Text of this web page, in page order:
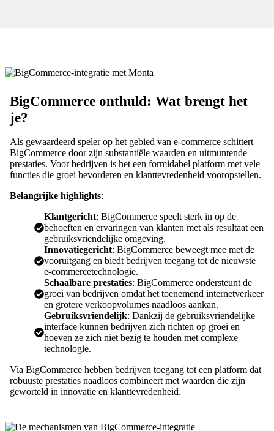
BigCommerce onthuld: Wat brengt het
je?
Als gewaardeerd speler op het gebied van e-commerce schittert
BigCommerce door zijn substantiële waarden en uitmuntende
prestaties. Voor bedrijven is het een formidabel platform met vele
functies die groei bevorderen en klanttevredenheid vooropstellen.
Belangrijke highlights:
Klantgericht: BigCommerce speelt sterk in op de
behoeften en ervaringen van klanten met als resultaat een
gebruiksvriendelijke omgeving.
Innovatiegericht: BigCommerce beweegt mee met de
vooruitgang en biedt bedrijven toegang tot de nieuwste
e-commercetechnologie.
Schaalbare prestaties: BigCommerce ondersteunt de
groei van bedrijven omdat het toenemend internetverkeer
en grotere verkoopvolumes naadloos aankan.
Gebruiksvriendelijk: Dankzij de gebruiksvriendelijke
interface kunnen bedrijven zich richten op groei en
hoeven ze zich niet bezig te houden met complexe
technologie.
Via BigCommerce hebben bedrijven toegang tot een platform dat
robuuste prestaties naadloos combineert met waarden die zijn
geworteld in innovatie en klanttevredenheid.